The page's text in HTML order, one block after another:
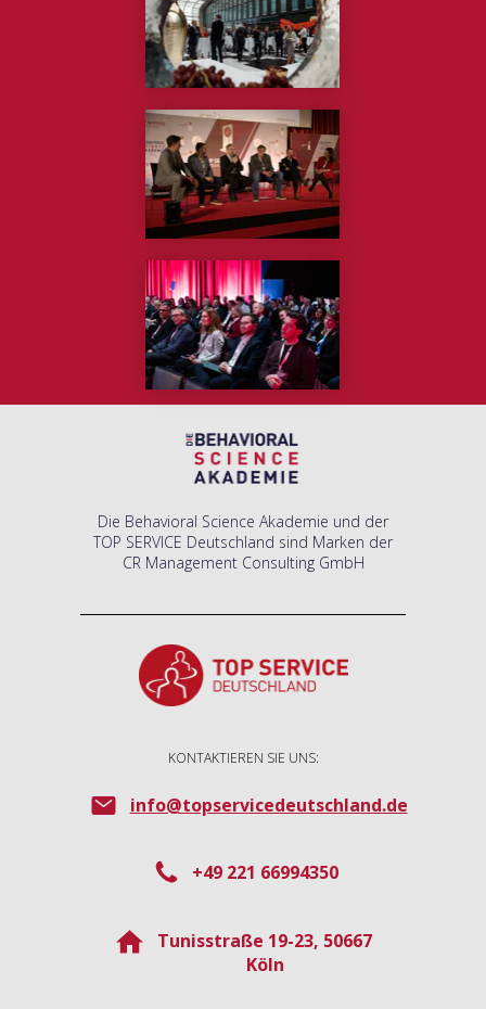
Die Behavioral Science Akademie und der
TOP SERVICE Deutschland sind Marken der
CR Management Consulting GmbH
Tunisstraße 19-23, 50667
Köln
+49 221 66994350
info@topservicedeutschland.de
KONTAKTIEREN SIE UNS: